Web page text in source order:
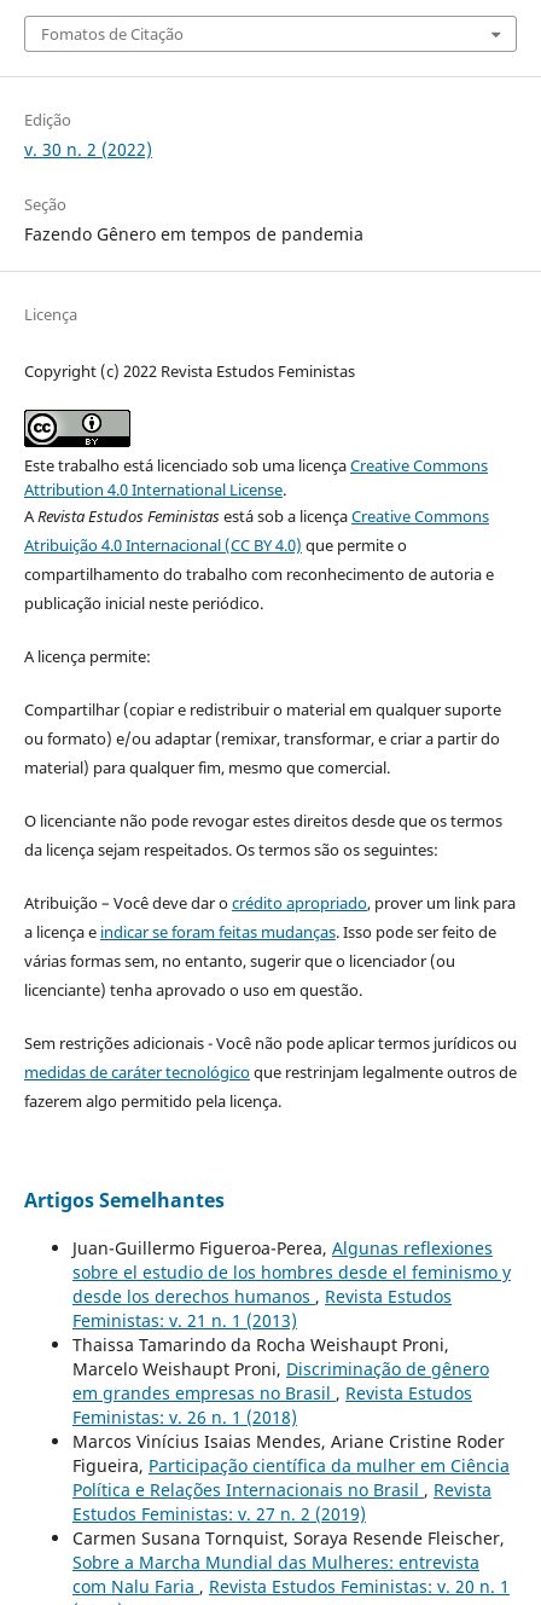
Fomatos de Citação
Edição
v. 30 n. 2 (2022)
Seção
Fazendo Gênero em tempos de pandemia
Licença
Copyright (c) 2022 Revista Estudos Feministas
Este trabalho está licenciado sob uma licençaCreative Commons
Attribution 4.0 International License.
ARevista Estudos Feministasestá sob a licençaCreative Commons
Atribuição 4.0 Internacional (CC BY 4.0) que permite o
compartilhamento do trabalho com reconhecimento de autoria e
publicação inicial neste periódico.
A licença permite:
Compartilhar (copiar e redistribuir o material em qualquer suporte
ou formato) e/ou adaptar (remixar, transformar, e criar a partir do
material) para qualquer fim, mesmo que comercial.
O licenciante não pode revogar estes direitos desde que os termos
da licença sejam respeitados. Os termos são os seguintes:
Atribuição – Você deve dar ocrédito apropriado, prover um link para
a licença e indicar se foram feitas mudanças. Isso pode ser feito de
várias formas sem, no entanto, sugerir que o licenciador (ou
licenciante) tenha aprovado o uso em questão.
Sem restrições adicionais - Você não pode aplicar termos jurídicos ou
medidas de caráter tecnológicoque restrinjam legalmente outros de
fazerem algo permitido pela licença.
Artigos Semelhantes
Juan-Guillermo Figueroa-Perea, Algunas reflexiones
sobre el estudio de los hombres desde el feminismo y
desde los derechos humanos , Revista Estudos
Feministas: v. 21 n. 1 (2013)
Thaissa Tamarindo da Rocha Weishaupt Proni,
Marcelo Weishaupt Proni, Discriminação de gênero
em grandes empresas no Brasil , Revista Estudos
Feministas: v. 26 n. 1 (2018)
Marcos Vinícius Isaias Mendes, Ariane Cristine Roder
Figueira, Participação científica da mulher em Ciência
Política e Relações Internacionais no Brasil , Revista
Estudos Feministas: v. 27 n. 2 (2019)
Carmen Susana Tornquist, Soraya Resende Fleischer,
Sobre a Marcha Mundial das Mulheres: entrevista
com Nalu Faria , Revista Estudos Feministas: v. 20 n. 1